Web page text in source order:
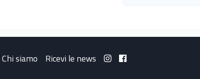
Chi siamo Ricevi le news